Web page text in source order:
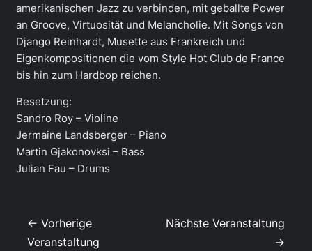
amerikanischen Jazz zu verbinden, mit geballte Power
an Groove, Virtuosität und Melancholie. Mit Songs von
Django Reinhardt, Musette aus Frankreich und
Eigenkompositionen die vom Style Hot Club de France
bis hin zum Hardbop reichen.
Besetzung:
Sandro Roy – Violine
Jermaine Landsberger – Piano
Martin Gjakonovksi – Bass
Julian Fau – Drums
← Vorherige
Veranstaltung
Nächste Veranstaltung
→